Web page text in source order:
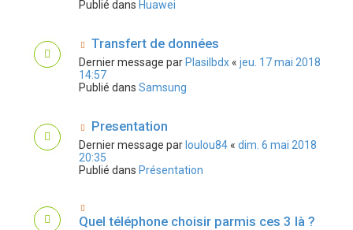
Publié dans Huawei
Transfert de données
Dernier message parPlasilbdx« jeu. 17 mai 2018
14:57
Publié dans Samsung
Presentation
Dernier message parloulou84« dim. 6 mai 2018
20:35
Publié dans Présentation
Quel téléphone choisir parmis ces 3 là ?